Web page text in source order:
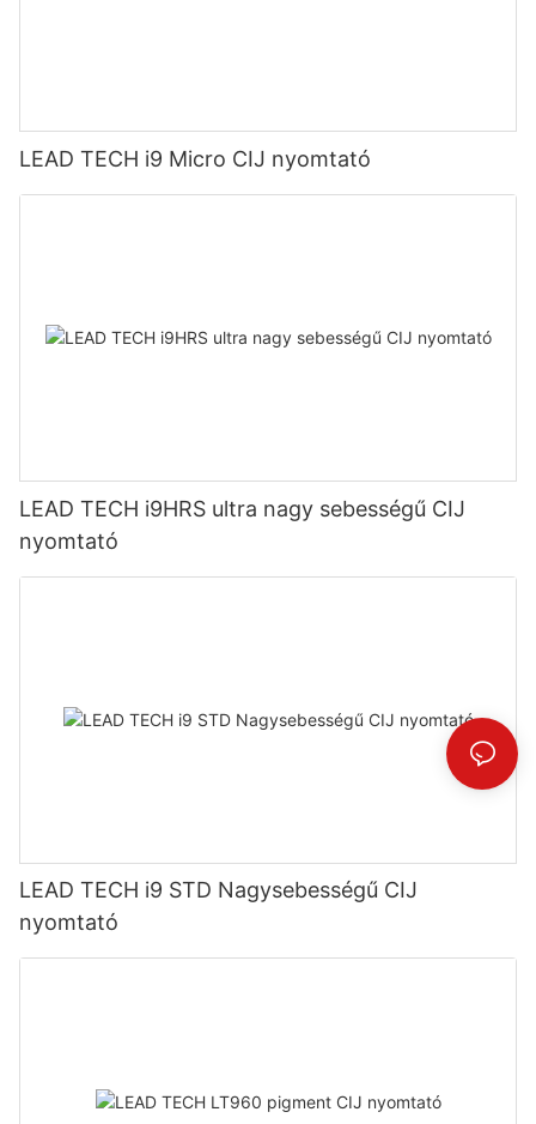
LEAD TECH i9 Micro CIJ nyomtató
LEAD TECH i9HRS ultra nagy sebességű CIJ
nyomtató
LEAD TECH i9 STD Nagysebességű CIJ
nyomtató